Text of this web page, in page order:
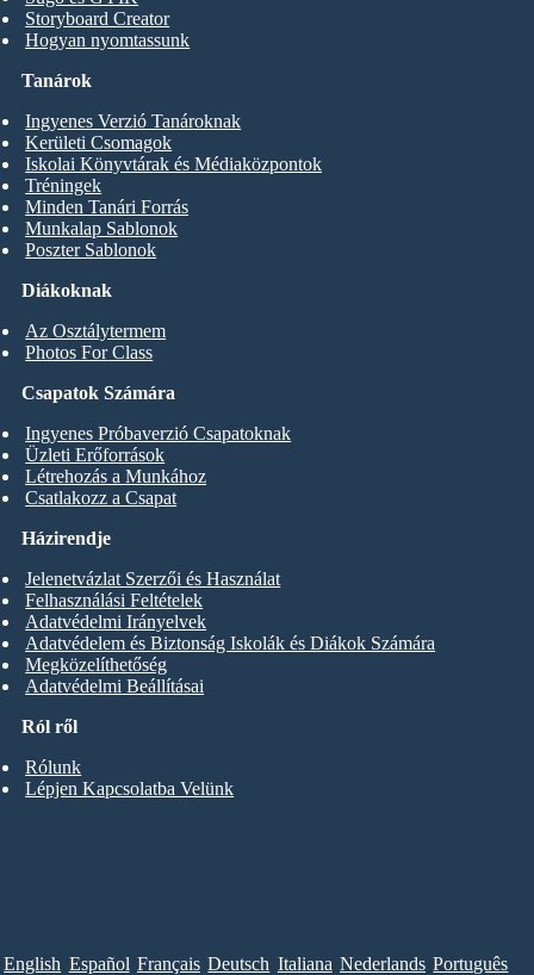
Storyboard Creator
Hogyan nyomtassunk
Diákoknak
Az Osztálytermem
Photos For Class
Tanárok
Ingyenes Verzió Tanároknak
Kerületi Csomagok
Iskolai Könyvtárak és Médiaközpontok
Tréningek
Minden Tanári Forrás
Munkalap Sablonok
Poszter Sablonok
Csapatok Számára
Ingyenes Próbaverzió Csapatoknak
Üzleti Erőforrások
Létrehozás a Munkához
Csatlakozz a Csapat
Ról ről
Rólunk
Lépjen Kapcsolatba Velünk
Házirendje
Jelenetvázlat Szerzői és Használat
Felhasználási Feltételek
Adatvédelmi Irányelvek
Adatvédelem és Biztonság Iskolák és Diákok Számára
Megközelíthetőség
Adatvédelmi Beállításai
English Español Français Deutsch Italiana Nederlands Português